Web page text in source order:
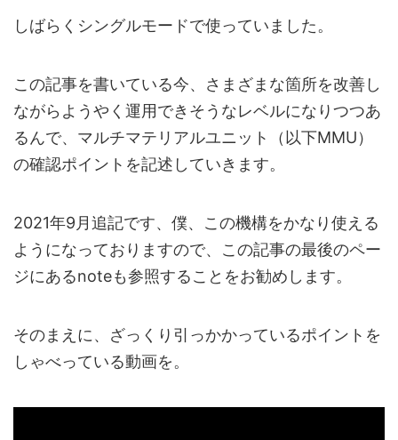
しばらくシングルモードで使っていました。
この記事を書いている今、さまざまな箇所を改善し
ながらようやく運用できそうなレベルになりつつあ
るんで、マルチマテリアルユニット（以下MMU）
の確認ポイントを記述していきます。
2021年9月追記です、僕、この機構をかなり使える
ようになっておりますので、この記事の最後のペー
ジにあるnoteも参照することをお勧めします。
そのまえに、ざっくり引っかかっているポイントを
しゃべっている動画を。